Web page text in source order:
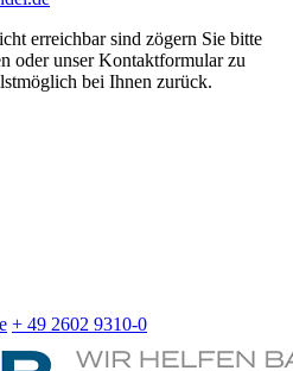
erreichbar sind zögern Sie bitte
oder unser Kontaktformular zu
bei Ihnen zurück.
+ 49 2602 9310-0